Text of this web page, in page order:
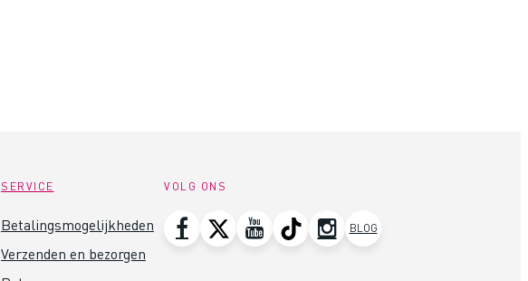
SERVICE
Betalingsmogelijkheden
Verzenden en bezorgen
VOLG ONS
BLOG